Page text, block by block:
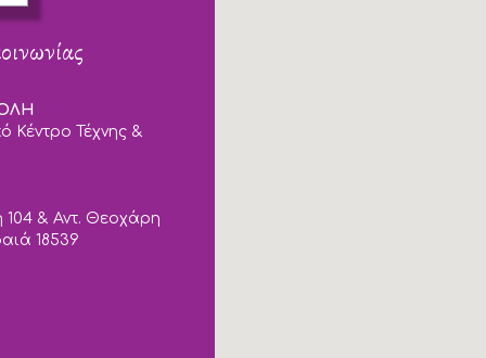
Κέντρο Τέχνης &
104 & Αντ. Θεοχάρη
18539